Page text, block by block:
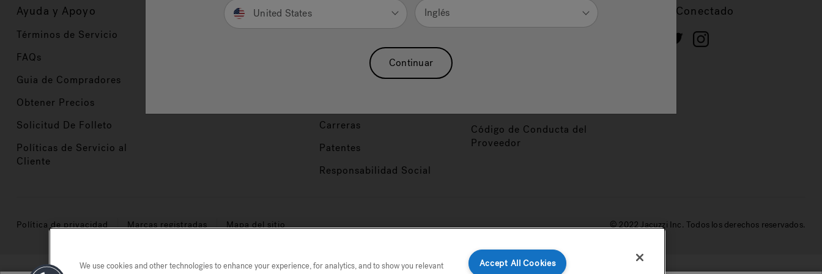
Ayuda y Apoyo
Términos de Servicio
FAQs
Guia de Compradores
Obtener Precios
Solicitud De Folleto
Políticas de Servicio al
Cliente
Propietarios Nuestra Marca
Hidroterapia
Asociaciones
Carreras
Patentes
Responsabilidad Social
Código de Conducta del
Proveedor
Mantente Conectado
Política de privacidad Marcas registradas Mapa del sitio © 2022 Jacuzzi Inc. Todos los derechos reservados.
United States Inglés
Continuar
We use cookies and other technologies to enhance your experience, for analytics, and to show you relevant
Accept All Cookies